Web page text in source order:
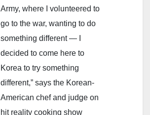
Army, where I volunteered to
go to the war, wanting to do
something different — I
decided to come here to
Korea to try something
different,” says the Korean-
American chef and judge on
hit reality cooking show